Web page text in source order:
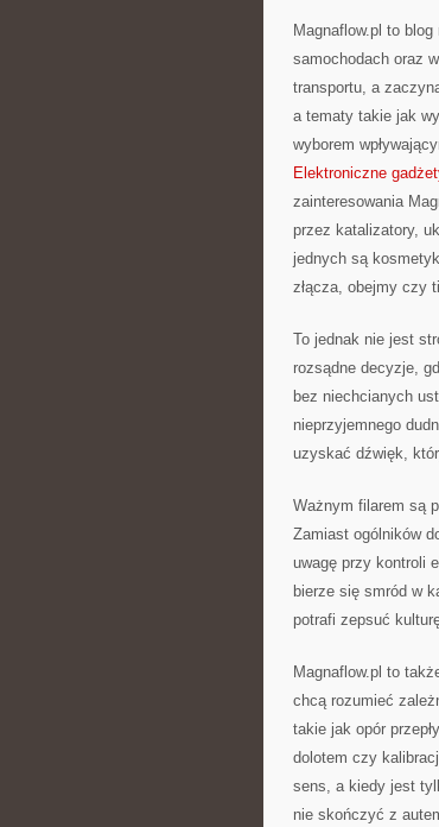
Magnaflow.pl to
samochodach oraz
transportu, a
a tematy takie jak
wyborem
Elektroniczne
zainteresowania
przez katalizatory,
jednych są
złącza, obejmy czy
To jednak nie jest
rozsądne decyzje,
bez niechcianych
nieprzyjemnego
uzyskać dźwięk,
Ważnym filarem są
Zamiast ogólników
uwagę przy kontroli
bierze się smród w
potrafi zepsuć
Magnaflow.pl to
chcą rozumieć
takie jak opór
dolotem czy
sens, a kiedy jest
nie skończyć z